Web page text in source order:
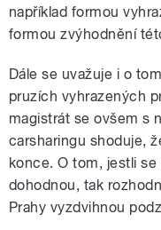
například formou
formou zvýhodnění
Dále se uvažuje i o
pruzích vyhrazených
magistrát se ovšem s
carsharingu shoduje,
konce. O tom, jestli
dohodnou, tak
Prahy vyzdvihnou